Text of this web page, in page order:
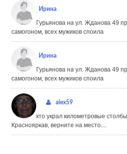
Ирина
Гурьянова на ул. Жданова 49
самогоном, всех мужиков споила
Ирина
Гурьянова на ул. Жданова 49
самогоном, всех мужиков споила
alex59
кто украл километровые
Краснояркав, верните на место....